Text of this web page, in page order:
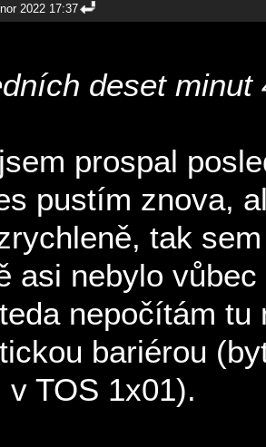
2022 17:37
deset minut
prospal
pustím znova,
tak
asi nebylo
nepočítám
bariérou
TOS 1x01).